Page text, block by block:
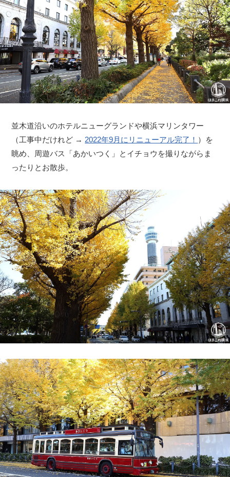
並木道沿いのホテルニューグランドや横浜マリンタワー
（工事中だけれど → 2022年9月にリニューアル完了！ ）を
眺め、周遊バス「あかいつく」とイチョウを撮りながらま
ったりとお散歩。